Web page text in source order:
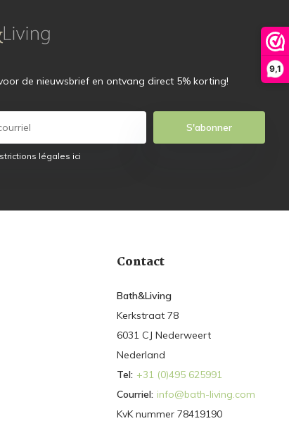
9,1
de nieuwsbrief en ontvang direct 5% korting!
S'abonner
légales ici
Contact
Bath&Living
Kerkstraat 78
6031 CJ Nederweert
Nederland
Tel: +31 (0)495 625991
Courriel: info@bath-living.com
KvK nummer 78419190